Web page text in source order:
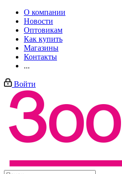
О компании
Новости
Оптовикам
Как купить
Магазины
Контакты
...
Войти